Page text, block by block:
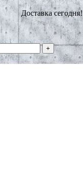
Доставка сегодня!
+